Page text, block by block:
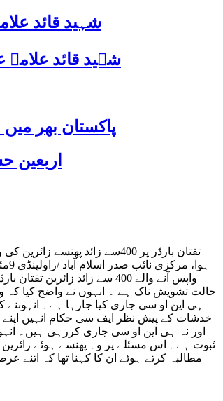
شہید قائد
شہید قائد علامہ عارف حسین الحسینیؒ کی
پاکستان بھر میں اربعین حسینی 2026 عقیدت، اتحاد اور جوش و
اربعین حسینی 2026: عزاداری فکر حسینی کی ترویج کا ذریعہ ہے،
تفتان بارڈر پر 400سے زائد
واپس آنے والے 400 سے
حالت تشویش ناک ہے ۔ انہوں نے واضح کیا کہ
ہی این او سی جاری کیا جارہا ہے۔ انہوںنے
خدشات کے پیش نظر ایف سی حکام انہیں اپنے
اور نہ ہی این او سی جاری کررہی ہیں۔
ثبوت ہے۔ اس مسئلے پر وہ پھنسے ہوئے
مطالبہ کرتے ہوئے ان کا کہنا تھا کہ اتنے